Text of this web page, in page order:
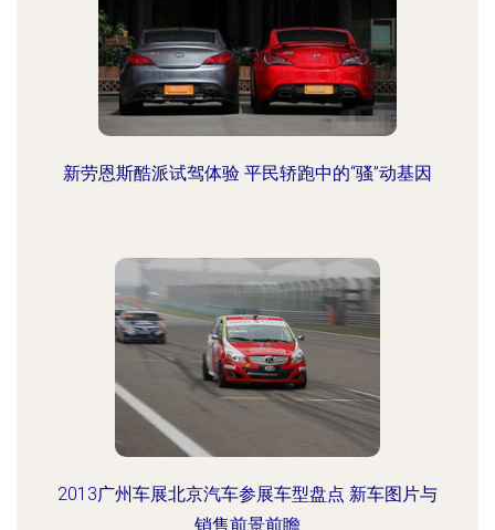
新劳恩斯酷派试驾体验 平民轿跑中的“骚”动基因
2013广州车展北京汽车参展车型盘点 新车图片与
销售前景前瞻